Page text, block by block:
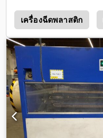
เครื่องฉีดพลาสติก